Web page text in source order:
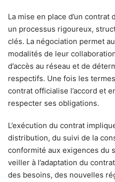
La mise en place d’un
un processus rigoureux,
clés. La négociation permet
modalités de leur
d’accès au réseau et de
respectifs. Une fois les
contrat officialise l’accord et
respecter ses obligations.
L’exécution du contrat
distribution, du suivi de la
conformité aux exigences du
veiller à l’adaptation du
des besoins, des nouvelles